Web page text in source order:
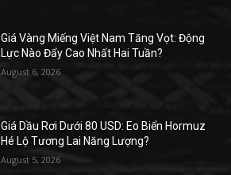
Giá Vàng Miếng Việt Nam Tăng Vọt: Động
Lực Nào Đẩy Cao Nhất Hai Tuần?
August 6, 2026
Giá Dầu Rơi Dưới 80 USD: Eo Biển Hormuz
Hé Lộ Tương Lai Năng Lượng?
August 5, 2026